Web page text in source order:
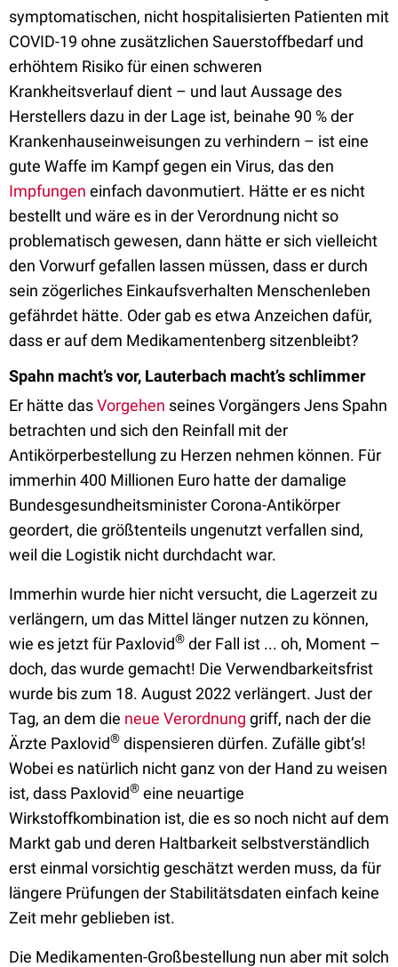
symptomatischen, nicht hospitalisierten Patienten mit
COVID-19 ohne zusätzlichen Sauerstoffbedarf und
erhöhtem Risiko für einen schweren
Krankheitsverlauf dient – und laut Aussage des
Herstellers dazu in der Lage ist, beinahe 90 % der
Krankenhauseinweisungen zu verhindern – ist eine
gute Waffe im Kampf gegen ein Virus, das den
Impfungen einfach davonmutiert. Hätte er es nicht
bestellt und wäre es in der Verordnung nicht so
problematisch gewesen, dann hätte er sich vielleicht
den Vorwurf gefallen lassen müssen, dass er durch
sein zögerliches Einkaufsverhalten Menschenleben
gefährdet hätte. Oder gab es etwa Anzeichen dafür,
dass er auf dem Medikamentenberg sitzenbleibt?
Spahn macht’s vor, Lauterbach macht’s schlimmer
Er hätte dasVorgehen seines Vorgängers Jens Spahn
betrachten und sich den Reinfall mit der
Antikörperbestellung zu Herzen nehmen können. Für
immerhin 400 Millionen Euro hatte der damalige
Bundesgesundheitsminister Corona-Antikörper
geordert, die größtenteils ungenutzt verfallen sind,
weil die Logistik nicht durchdacht war.
Immerhin wurde hier nicht versucht, die Lagerzeit zu
verlängern, um das Mittel länger nutzen zu können,
wie es jetzt für Paxlovid® der Fall ist ... oh, Moment –
doch, das wurde gemacht! Die Verwendbarkeitsfrist
wurde bis zum 18. August 2022 verlängert. Just der
Tag, an dem die neue Verordnung griff, nach der die
Ärzte Paxlovid® dispensieren dürfen. Zufälle gibt’s!
Wobei es natürlich nicht ganz von der Hand zu weisen
ist, dass Paxlovid® eine neuartige
Wirkstoffkombination ist, die es so noch nicht auf dem
Markt gab und deren Haltbarkeit selbstverständlich
erst einmal vorsichtig geschätzt werden muss, da für
längere Prüfungen der Stabilitätsdaten einfach keine
Zeit mehr geblieben ist.
Die Medikamenten-Großbestellung nun aber mit solch